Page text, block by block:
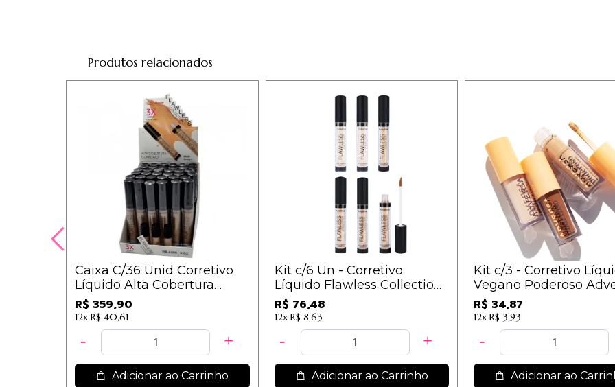
Produtos relacionados
Caixa C/36 Unid Corretivo
Líquido Alta Cobertura
Flawless Ruby Rose
Coleção BEGE + Provadores
- HB-8080
R$ 359,90
12x R$ 40,61
Adicionar ao Carrinho
Kit c/6 Un - Corretivo
Líquido Flawless Collection
Bege - Ruby Rose - HB-
8080
R$ 76,48
12x R$ 8,63
Adicionar ao Carrinho
Kit c/3 - Corretivo
Vegano Poderoso
AD601 Tons Médios /
R$ 34,87
12x R$ 3,93
Adicionar ao